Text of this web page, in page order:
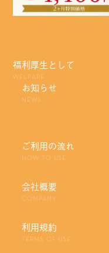
会社概要
COMPANY
利用規約
TERMS OF USE
お知らせ
NEWS
ご利用の流れ
HOW TO USE
福利厚生として
WELFARE